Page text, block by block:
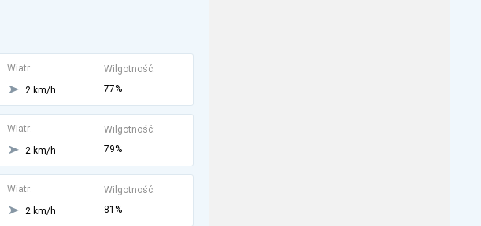
Wiatr:
2 km/h
Wilgotność:
77%
Wiatr:
2 km/h
Wilgotność:
79%
Wiatr:
2 km/h
Wilgotność:
81%